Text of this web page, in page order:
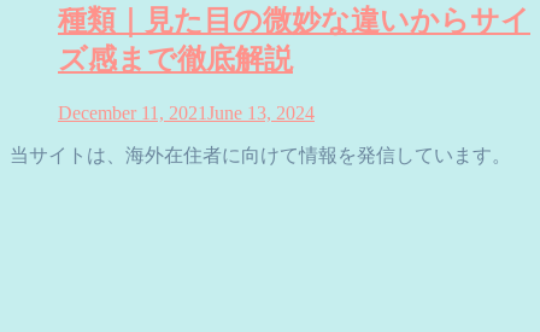
種類｜見た目の微妙な違いからサイ
ズ感まで徹底解説
December 11, 2021June 13, 2024
当サイトは、海外在住者に向けて情報を発信しています。